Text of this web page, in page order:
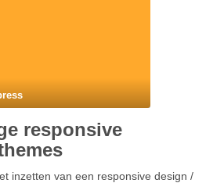
responsive
inzetten van een responsive design /